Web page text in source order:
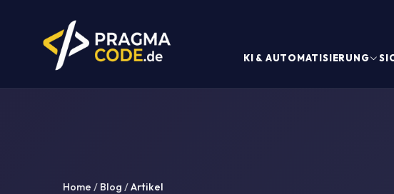
KI & AUTOMATISIERUNG
Home / Blog /Artikel